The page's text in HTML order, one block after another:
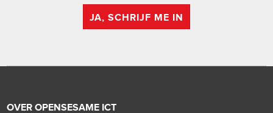
JA, SCHRIJF ME IN
OVER OPENSESAME ICT